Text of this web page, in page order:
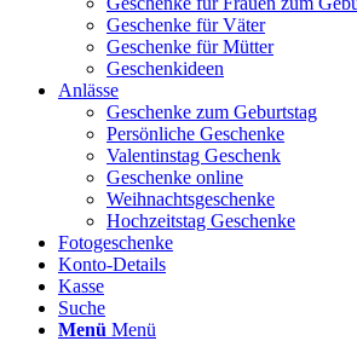
Geschenke für Väter
Geschenke für Mütter
Geschenkideen
Anlässe
Geschenke zum Geburtstag
Persönliche Geschenke
Valentinstag Geschenk
Geschenke online
Weihnachtsgeschenke
Hochzeitstag Geschenke
Fotogeschenke
Konto-Details
Kasse
Suche
Menü Menü